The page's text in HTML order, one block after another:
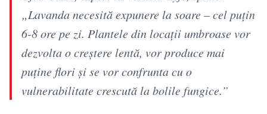
„Lavanda necesită expunere la soare – cel puțin
6-8 ore pe zi. Plantele din locații umbroase vor
dezvolta o creștere lentă, vor produce mai
puține flori și se vor confrunta cu o
vulnerabilitate crescută la bolile fungice.”